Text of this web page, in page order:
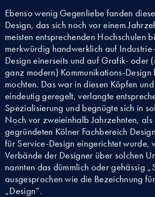
Ebenso wenig Gegenliebe fanden
Design, das sich noch vor einem
meisten entsprechenden Hochschulen
merkwürdig handwerklich auf
Design einerseits und auf Grafik- oder
ganz modern) Kommunikations-Design
mochten. Das war in diesen Köpfen
eindeutig geregelt, verlangte
Spezialisierung und begnügte sich in
Noch vor zweieinhalb Jahrzehnten, als
gegründeten Kölner Fachbereich
für Service-Design eingerichtet wurde,
Verbände der Designer über solchen
nannten das dümmlich oder gehässig
ausgesprochen wie die Bezeichnung
„Design“.